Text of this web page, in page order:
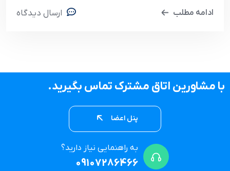
ادامه مطلب ارسال دیدگاه
با مشاورین اتاق مشترک تماس بگیرید.
پنل اعضا
به راهنمایی نیاز دارید؟
09107286466